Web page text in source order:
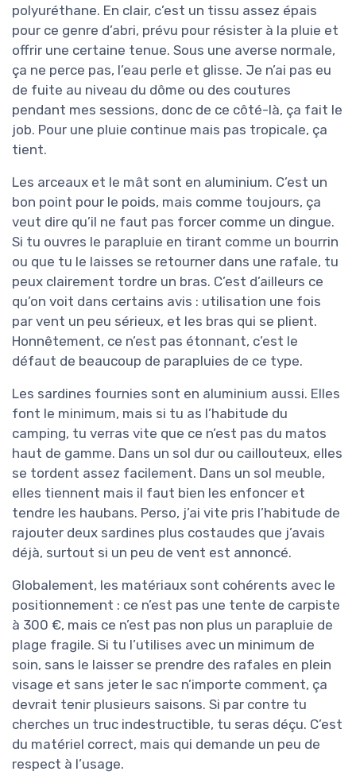
polyuréthane. En clair, c’est un tissu assez épais
pour ce genre d’abri, prévu pour résister à la pluie et
offrir une certaine tenue. Sous une averse normale,
ça ne perce pas, l’eau perle et glisse. Je n’ai pas eu
de fuite au niveau du dôme ou des coutures
pendant mes sessions, donc de ce côté-là, ça fait le
job. Pour une pluie continue mais pas tropicale, ça
tient.
Les arceaux et le mât sont en aluminium. C’est un
bon point pour le poids, mais comme toujours, ça
veut dire qu’il ne faut pas forcer comme un dingue.
Si tu ouvres le parapluie en tirant comme un bourrin
ou que tu le laisses se retourner dans une rafale, tu
peux clairement tordre un bras. C’est d’ailleurs ce
qu’on voit dans certains avis : utilisation une fois
par vent un peu sérieux, et les bras qui se plient.
Honnêtement, ce n’est pas étonnant, c’est le
défaut de beaucoup de parapluies de ce type.
Les sardines fournies sont en aluminium aussi. Elles
font le minimum, mais si tu as l’habitude du
camping, tu verras vite que ce n’est pas du matos
haut de gamme. Dans un sol dur ou caillouteux, elles
se tordent assez facilement. Dans un sol meuble,
elles tiennent mais il faut bien les enfoncer et
tendre les haubans. Perso, j’ai vite pris l’habitude de
rajouter deux sardines plus costaudes que j’avais
déjà, surtout si un peu de vent est annoncé.
Globalement, les matériaux sont cohérents avec le
positionnement : ce n’est pas une tente de carpiste
à 300 €, mais ce n’est pas non plus un parapluie de
plage fragile. Si tu l’utilises avec un minimum de
soin, sans le laisser se prendre des rafales en plein
visage et sans jeter le sac n’importe comment, ça
devrait tenir plusieurs saisons. Si par contre tu
cherches un truc indestructible, tu seras déçu. C’est
du matériel correct, mais qui demande un peu de
respect à l’usage.